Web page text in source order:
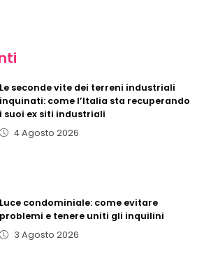
Le seconde vite dei terreni industriali
inquinati: come l’Italia sta recuperando
i suoi ex siti industriali
4 Agosto 2026
Luce condominiale: come evitare
problemi e tenere uniti gli inquilini
3 Agosto 2026